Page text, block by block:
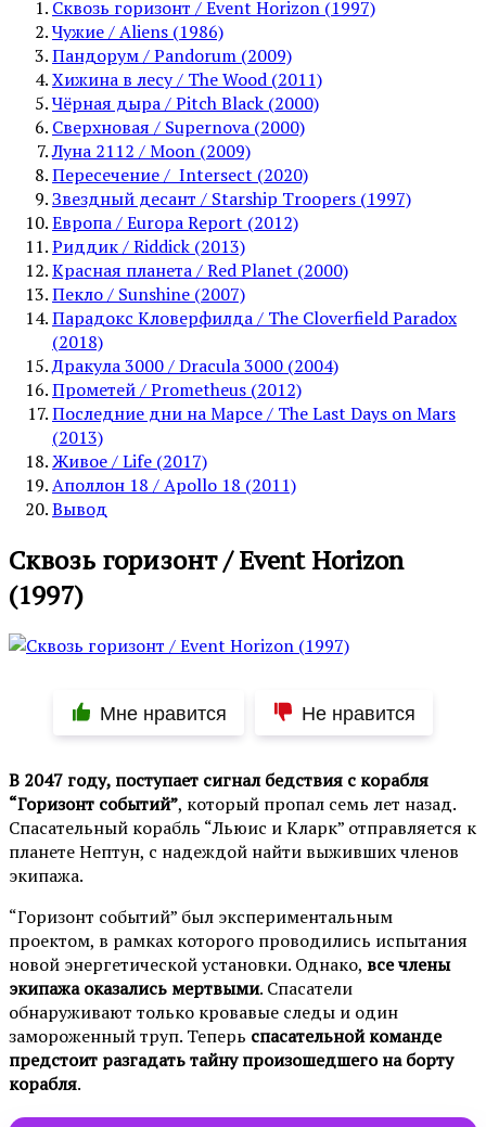
Сквозь горизонт / Event Horizon (1997)
Чужие / Aliens (1986)
Пандорум / Pandorum (2009)
Хижина в лесу / The Wood (2011)
Чёрная дыра / Pitch Black (2000)
Сверхновая / Supernova (2000)
Луна 2112 / Moon (2009)
Пересечение / Intersect (2020)
Звездный десант / Starship Troopers (1997)
Европа / Europa Report (2012)
Риддик / Riddick (2013)
Красная планета / Red Planet (2000)
Пекло / Sunshine (2007)
Парадокс Кловерфилда / The Cloverfield Paradox
(2018)
Дракула 3000 / Dracula 3000 (2004)
Прометей / Prometheus (2012)
Последние дни на Марсе / The Last Days on Mars
(2013)
Живое / Life (2017)
Аполлон 18 / Apollo 18 (2011)
Вывод
Сквозь горизонт / Event Horizon
(1997)
Мне нравится Не нравится
В 2047 году, поступает сигнал бедствия с корабля
“Горизонт событий”, который пропал семь лет назад.
Спасательный корабль “Льюис и Кларк” отправляется к
планете Нептун, с надеждой найти выживших членов
экипажа.
“Горизонт событий” был экспериментальным
проектом, в рамках которого проводились испытания
новой энергетической установки. Однако, все члены
экипажа оказались мертвыми. Спасатели
обнаруживают только кровавые следы и один
замороженный труп. Теперь спасательной команде
предстоит разгадать тайну произошедшего на борту
корабля.